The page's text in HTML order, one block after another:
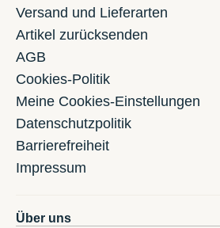
Versand und Lieferarten
Artikel zurücksenden
AGB
Cookies-Politik
Meine Cookies-Einstellungen
Datenschutzpolitik
Barrierefreiheit
Impressum
Über uns